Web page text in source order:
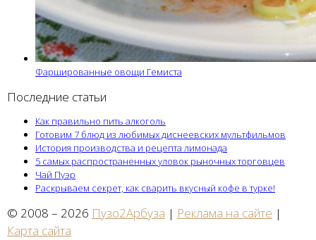
Фаршированные овощи Гемиста
Последние статьи
Как правильно пить алкоголь
Готовим 7 блюд из любимых диснеевских мультфильмов
История производства и рецепта лимонада
5 самых распространенных уловок рыночных торговцев
Чай Пуэр
Раскрываем секрет, как сварить вкусный кофе в турке!
© 2008 – 2026 Пузо2Арбуза | Реклама на сайте |
Карта сайта